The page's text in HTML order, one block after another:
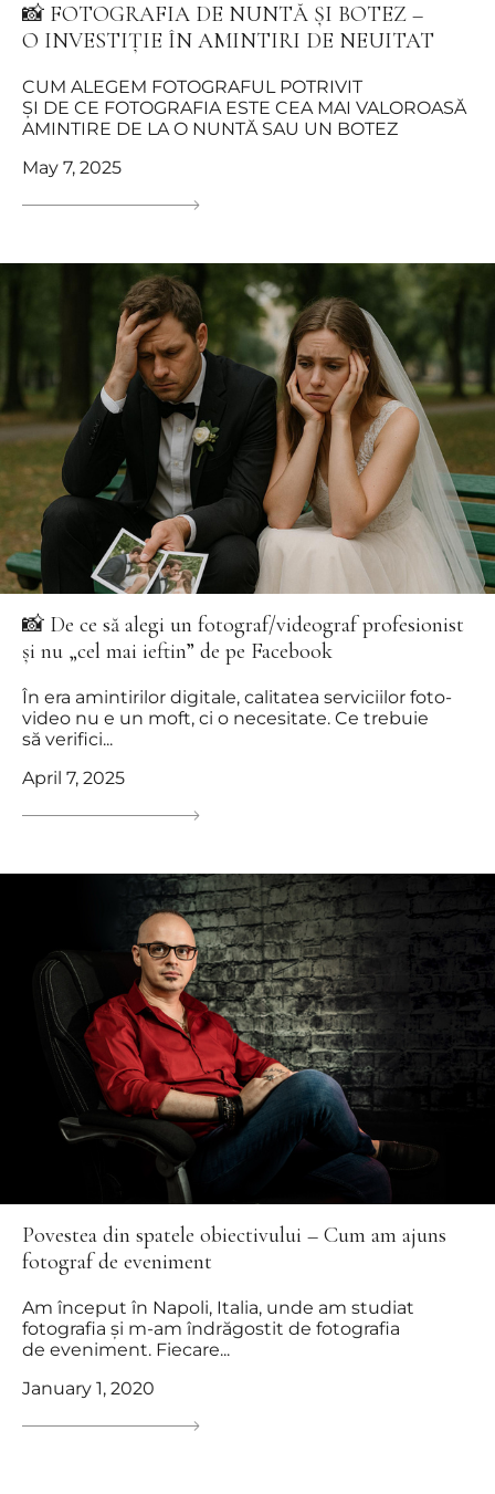
📸 FOTOGRAFIA DE NUNTĂ ȘI BOTEZ –
O INVESTIȚIE ÎN AMINTIRI DE NEUITAT
CUM ALEGEM FOTOGRAFUL POTRIVIT
ȘI DE CE FOTOGRAFIA ESTE CEA MAI VALOROASĂ
AMINTIRE DE LA O NUNTĂ SAU UN BOTEZ
May 7, 2025
📸 De ce să alegi un fotograf/videograf profesionist
și nu „cel mai ieftin” de pe Facebook
În era amintirilor digitale, calitatea serviciilor foto-
video nu e un moft, ci o necesitate. Ce trebuie
să verifici...
April 7, 2025
Povestea din spatele obiectivului – Cum am ajuns
fotograf de eveniment
Am început în Napoli, Italia, unde am studiat
fotografia și m-am îndrăgostit de fotografia
de eveniment. Fiecare...
January 1, 2020